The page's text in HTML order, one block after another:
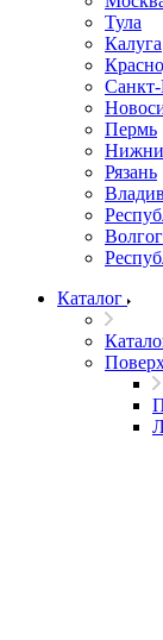
Тула
Калуга
Санкт-
Пермь
Рязань
Каталог